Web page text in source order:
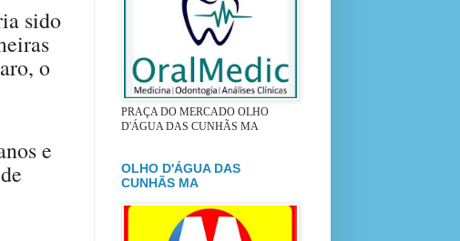
sido
o
e
PRAÇA DO MERCADO OLHO
D'ÁGUA DAS CUNHÃS MA
OLHO D'ÁGUA DAS
CUNHÃS MA